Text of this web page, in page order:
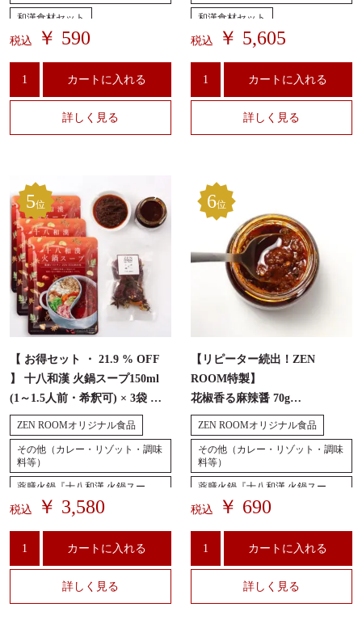
和漢食材セット
薬膳火鍋『十八和漢 火鍋スー
税込 ￥ 590
カートに入れる
詳しく見る
和漢食材セット
大量購入お得セット
薬膳火鍋『十八和漢 火鍋スー
プ』
税込 ￥ 5,605
カートに入れる
詳しく見る
5位
【 お得セット ・ 21.9 % OFF
】 十八和漢 火鍋スープ150ml
(1～1.5人前・希釈可) × 3袋 ※
レトルト無添加 『花椒香る麻
辣醤1瓶 + 和漢6種セット１つ』
ZEN ROOMオリジナル食品
その他（カレー・リゾット・調味
料等）
薬膳火鍋『十八和漢 火鍋スー
税込 ￥ 3,580
カートに入れる
詳しく見る
6位
【リピーター続出！ZEN
ROOM特製】
花椒香る麻辣醤 70g
※火鍋に必須
ZEN ROOMオリジナル食品
その他（カレー・リゾット・調味
料等）
薬膳火鍋『十八和漢 火鍋スー
税込 ￥ 690
カートに入れる
詳しく見る